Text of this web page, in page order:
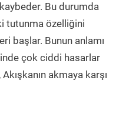
Bu durumda
tutunma özelliğini
başlar. Bunun anlamı
çok ciddi hasarlar
akmaya karşı